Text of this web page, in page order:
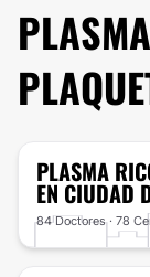
PLASMA
EN CIUDAD
84 Doctores · 78